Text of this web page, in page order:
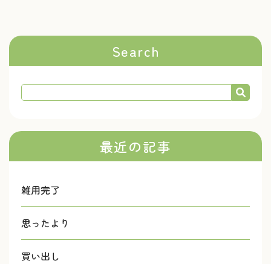
Search
最近の記事
雑用完了
思ったより
買い出し